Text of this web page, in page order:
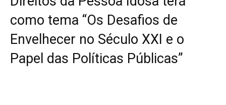
como tema “Os Desafios de
Envelhecer no Século XXI e o
Papel das Políticas Públicas”